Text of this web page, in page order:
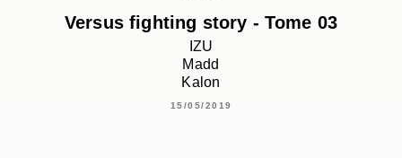
Versus fighting story - Tome 03
IZU
Madd
Kalon
15/05/2019